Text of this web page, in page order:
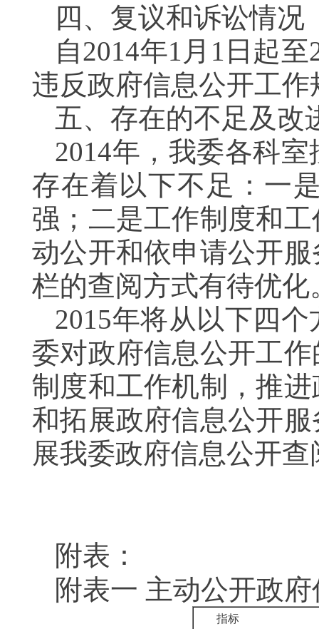
四、复议和诉讼情况
自2014年1 月 1 日起至
违反政府信息公开工
五、存在的不足及改
2014年，我委各科
存在着以下不足：一
强；二是工作制度和
动公开和依申请公开
栏的查阅方式有待优化
2015年将从以下四
委对政府信息公开工
制度和工作机制，推
和拓展政府信息公开
展我委政府信息公开
附表：
附表一 主动公开政
指标